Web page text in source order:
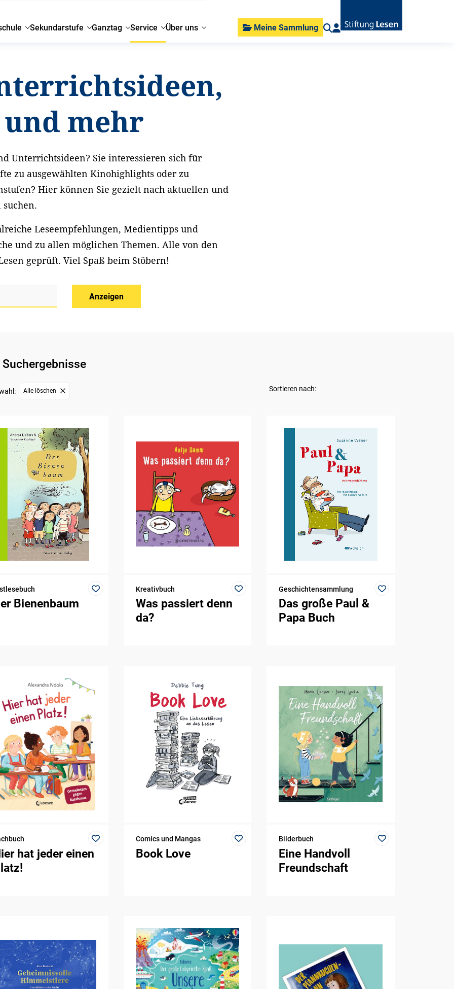
Sekundarstufe Ganztag Service Über uns Meine Sammlung
mehr
Unterrichtsideen? Sie interessieren sich für
zu ausgewählten Kinohighlights oder zu
Hier können Sie gezielt nach aktuellen und
Leseempfehlungen, Medientipps und
und zu allen möglichen Themen. Alle von den
geprüft. Viel Spaß beim Stöbern!
Anzeigen
Alle löschen Sortieren nach:
Bienenbaum
Kreativbuch
Was passiert denn
da?
Geschichtensammlung
Das große Paul &
Papa Buch
hat jeder einen
Comics und Mangas
Book Love
Bilderbuch
Eine Handvoll
Freundschaft